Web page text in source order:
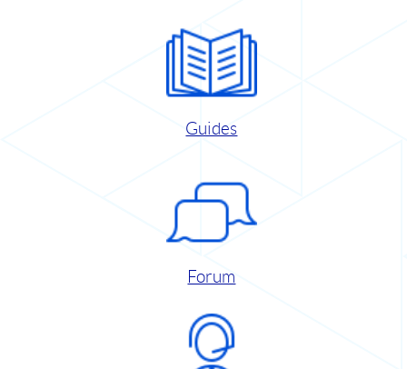
Guides
Forum